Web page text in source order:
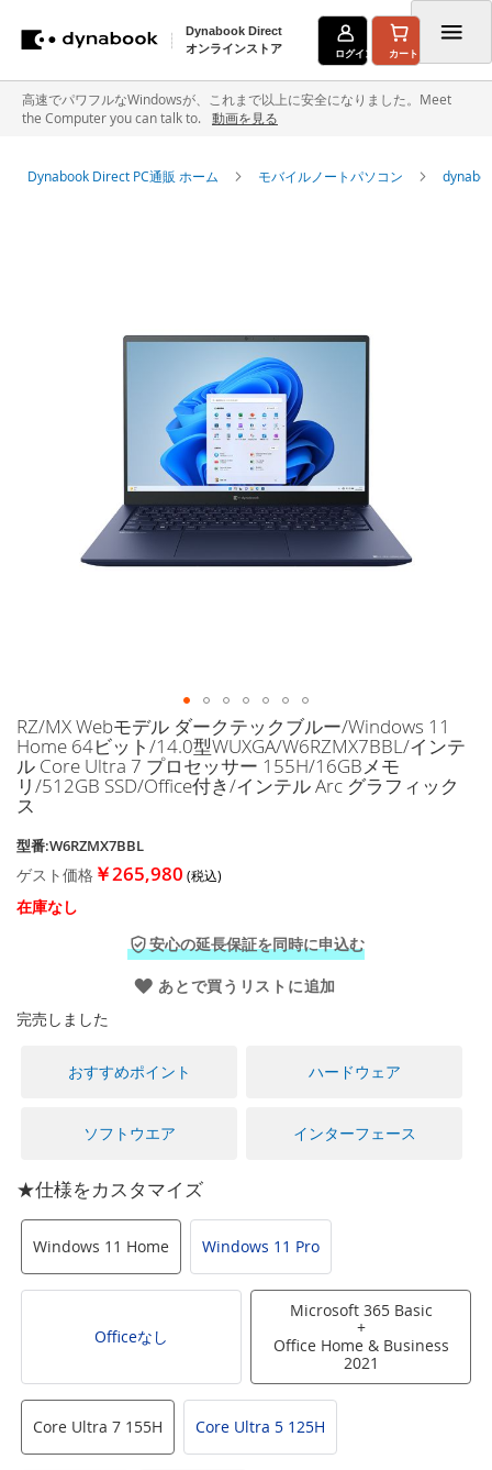
Dynabook Direct
オンラインストア
ログイン カート
高速でパワフルなWindowsが、これまで以上に安全になりました。Meet
the Computer you can talk to.
動画を見る
Dynabook Direct PC通販 ホーム モバイルノートパソコン
イ
メ
ー
ジ
ギ
ャ
ラ
リ
ー
移
動
RZ/MX Webモデル ダークテックブルー/Windows 11
Home 64ビット/14.0型WUXGA/W6RZMX7BBL/インテ
ル Core Ultra 7 プロセッサー 155H/16GBメモ
リ/512GB SSD/Office付き/インテル Arc グラフィック
ス
型番:W6RZMX7BBL
ゲスト価格 ￥265,980
在庫なし
安心の延長保証を同時に申込む
あとで買うリストに追加
完売しました
おすすめポイント ハードウェア
ソフトウエア インターフェース
★仕様をカスタマイズ
Windows 11 Home Windows 11 Pro
Officeなし
Microsoft 365 Basic
+
Office Home & Business
2021
Core Ultra 7 155H Core Ultra 5 125H